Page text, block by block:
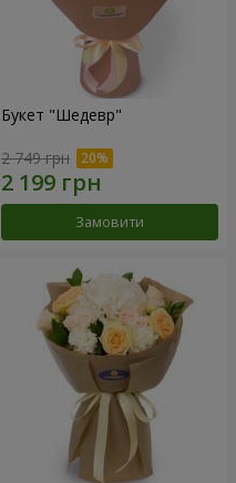
Букет "Шедевр"
2 749 грн
Замовити